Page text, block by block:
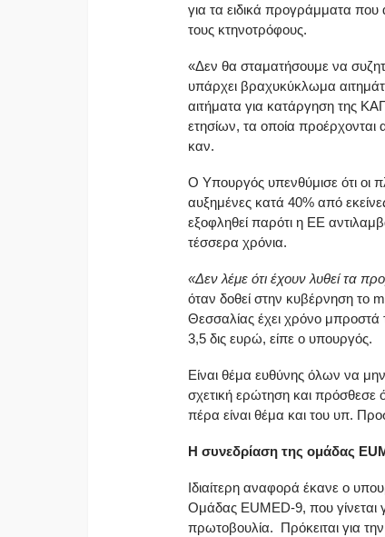
για τα ειδικά προγράμματα που
τους κτηνοτρόφους.
«Δεν θα σταματήσουμε να
υπάρχει βραχυκύκλωμα
αιτήματα για κατάργηση της
ετησίων, τα οποία προέρχονται
καν.
Ο Υπουργός υπενθύμισε ότι οι
αυξημένες κατά 40% από
εξοφληθεί παρότι η ΕΕ
τέσσερα χρόνια.
«Δεν λέμε ότι έχουν λυθεί τα
όταν δοθεί στην κυβέρνηση το
Θεσσαλίας έχει χρόνο μπροστά
3,5 δις ευρώ, είπε ο υπουργός.
Είναι θέμα ευθύνης όλων να
σχετική ερώτηση και πρόσθεσε
πέρα είναι θέμα και του υπ.
Η συνεδρίαση της ομάδας
Ιδιαίτερη αναφορά έκανε ο
Ομάδας EUMED-9, που γίνεται
πρωτοβουλία. Πρόκειται για